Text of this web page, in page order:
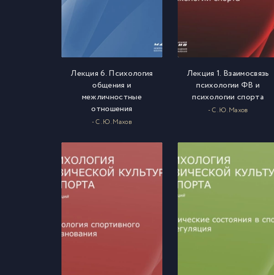
Лекция 6. Психология
общения и
межличностные
отношения
- С. Ю. Махов
Лекция 1. Взаимосвязь
психологии ФВ и
психологии спорта
- С. Ю. Махов